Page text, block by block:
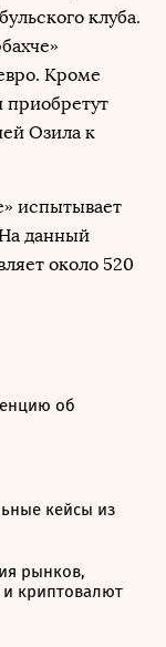
клуба.
Кроме
приобретут
Озила к
испытывает
данный
около 520
об
кейсы из
рынков,
криптовалют